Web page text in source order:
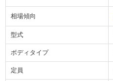
相場傾向
型式
ボディタイプ
定員